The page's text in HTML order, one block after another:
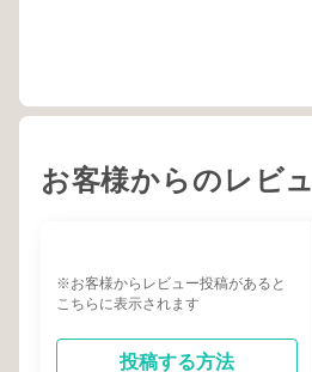
お客様からのレビ
※お客様からレビュー投稿があると
こちらに表示されます
投稿する方法